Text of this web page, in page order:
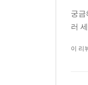
궁
러
이 리